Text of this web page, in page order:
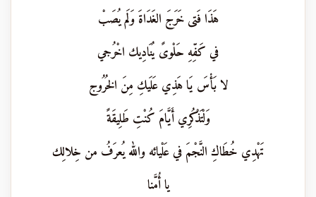
هَذَا فَتى خَرَجَ الغَدَاةَ وَلَم يُصَبْ
في كَفِّهِ حَلْوىً يُنَادِيك اخْرُجي
لا بَأْسَ يَا هَذِي عَلَيكِ مِنَ الخُرُوج
وَلْتَذْكُرِي أَيَّامَ كُنْتِ طَلِيقَةً
تَهْدِي خُطَاكِ النَّجْمَ في عَلْيائه والله يُعرَفُ من خِلالِك
يا أُمَّنا